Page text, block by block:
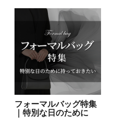
フォーマルバッグ特集
｜特別な日のために